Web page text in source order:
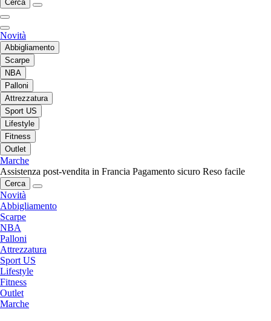
Cerca
Novità
Abbigliamento
Scarpe
NBA
Palloni
Attrezzatura
Sport US
Lifestyle
Fitness
Outlet
Marche
Assistenza post-vendita in Francia Pagamento sicuro Reso facile
Cerca
Novità
Abbigliamento
Scarpe
NBA
Palloni
Attrezzatura
Sport US
Lifestyle
Fitness
Outlet
Marche